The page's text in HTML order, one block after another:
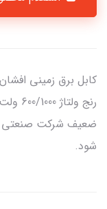
رنج
ضعیف شرکت صنعتی
شود.